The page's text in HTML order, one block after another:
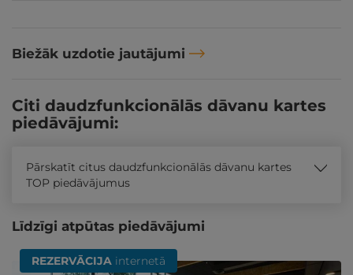
Biežāk uzdotie jautājumi
Citi daudzfunkcionālās dāvanu kartes
piedāvājumi:
Pārskatīt citus daudzfunkcionālās dāvanu kartes
TOP piedāvājumus
Līdzīgi atpūtas piedāvājumi
REZERVĀCIJA internetā